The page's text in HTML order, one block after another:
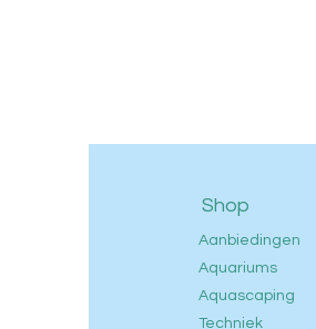
Shop
Aanbiedingen
Aquariums
Aquascaping
Techniek